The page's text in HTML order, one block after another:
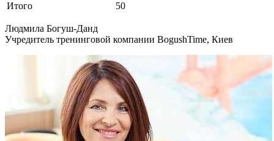
Итого
50
Людмила Богуш-Данд
Учредитель тренинговой компании BogushTime, Киев